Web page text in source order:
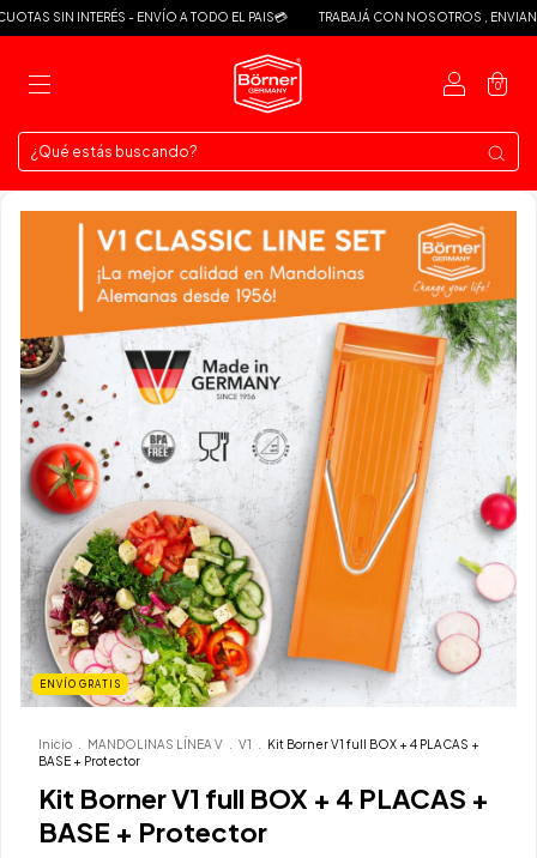
SIN INTERÉS - ENVÍO A TODO EL PAIS💳 TRABAJÁ CON NOSOTROS ,
0
ENVÍO GRATIS
Inicio MANDOLINAS LÍNEA V V1
Kit Borner V1 full BOX + 4 PLACAS +
BASE + Protector
Kit Borner V1 full BOX + 4 PLACAS +
BASE + Protector